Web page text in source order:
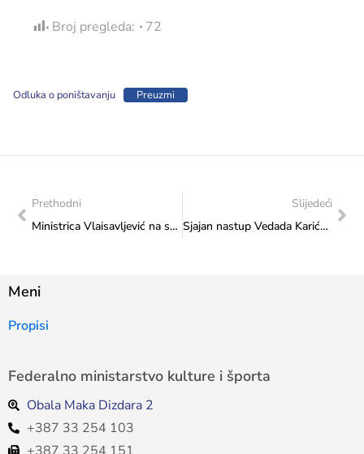
Broj pregleda: 72
Odluka o poništavanju Preuzmi
Prethodni
Ministrica Vlaisavljević na svečanom koncertu povodom 30. obljetnice Glazbene škole Posušje
Slijedeći
Sjajan nastup Vedada Karića u Azerbajdžanu
Meni
Propisi
Federalno ministarstvo kulture i športa
Obala Maka Dizdara 2
+387 33 254 103